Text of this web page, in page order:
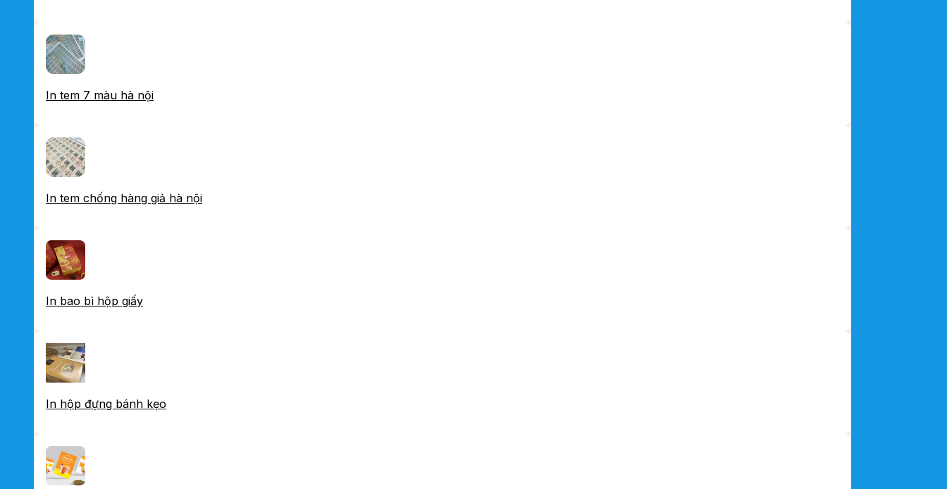
In tem 7 màu hà nội
In tem chống hàng giả hà nội
In bao bì hộp giấy
In hộp đựng bánh kẹo